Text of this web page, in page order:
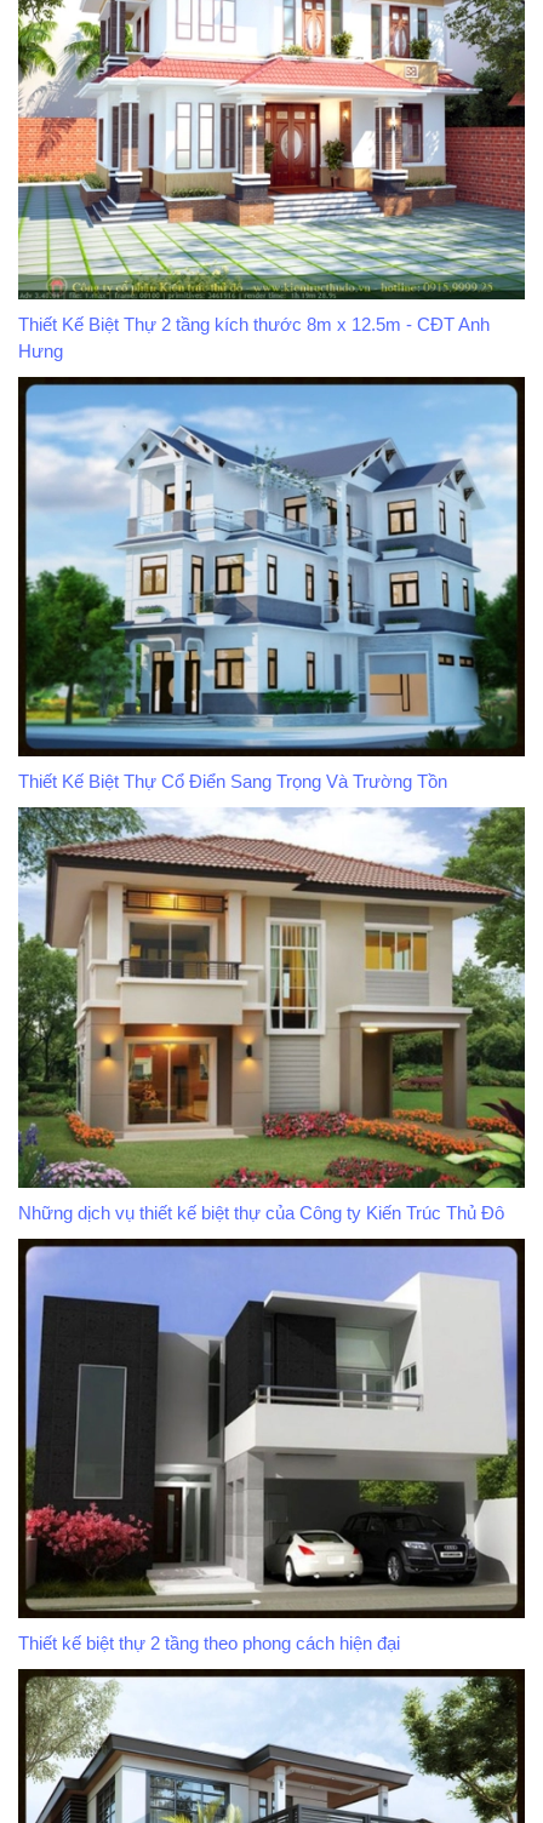
Thiết Kế Biệt Thự 2 tầng kích thước 8m x 12.5m - CĐT Anh
Hưng
Thiết Kế Biệt Thự Cổ Điển Sang Trọng Và Trường Tồn
Những dịch vụ thiết kế biệt thự của Công ty Kiến Trúc Thủ Đô
Thiết kế biệt thự 2 tầng theo phong cách hiện đại